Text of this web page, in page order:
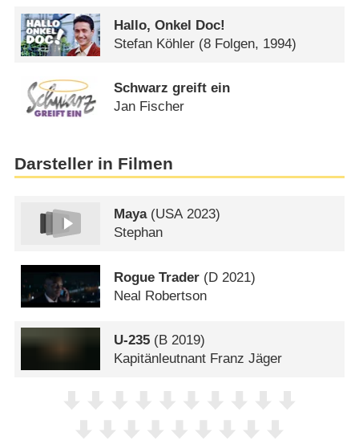
Hallo, Onkel Doc!
Stefan Köhler (8 Folgen, 1994)
Schwarz greift ein
Jan Fischer
Darsteller in Filmen
Maya(USA2023)
Stephan
Rogue Trader (D 2021)
Neal Robertson
U-235 (B 2019)
Kapitänleutnant Franz Jäger